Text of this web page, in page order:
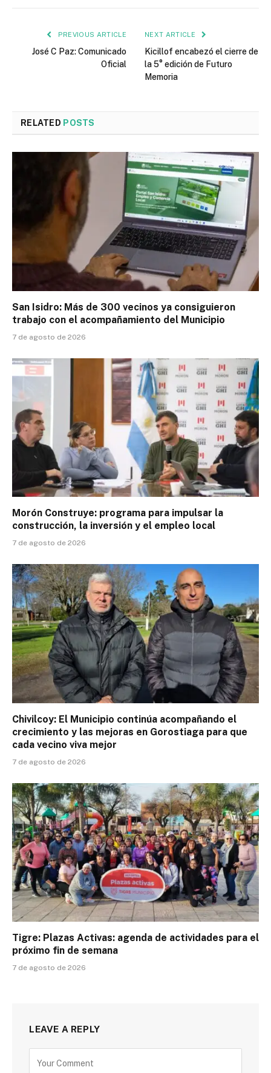
PREVIOUS ARTICLE
José C Paz: Comunicado
Oficial
NEXT ARTICLE
Kicillof encabezó el cierre de
la 5° edición de Futuro
Memoria
RELATED POSTS
San Isidro: Más de 300 vecinos ya consiguieron
trabajo con el acompañamiento del Municipio
7 de agosto de 2026
Morón Construye: programa para impulsar la
construcción, la inversión y el empleo local
7 de agosto de 2026
Chivilcoy: El Municipio continúa acompañando el
crecimiento y las mejoras en Gorostiaga para que
cada vecino viva mejor
7 de agosto de 2026
Tigre: Plazas Activas: agenda de actividades para el
próximo fin de semana
7 de agosto de 2026
LEAVE A REPLY